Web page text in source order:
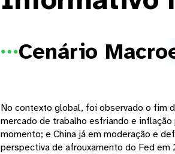
Cenário
No contexto global, foi observado o fim
mercado de trabalho esfriando e
momento; e China já em moderação e
perspectiva de afrouxamento do Fed